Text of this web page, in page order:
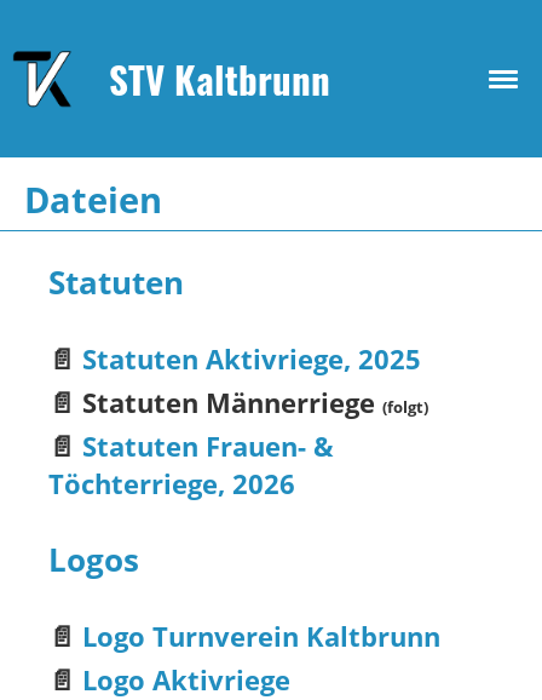
STV Kaltbrunn
Dateien
Statuten
📄 Statuten Aktivriege, 2025
📄 Statuten Männerriege (folgt)
📄 Statuten Frauen- &
Töchterriege, 2026
Logos
📄 Logo Turnverein Kaltbrunn
📄 Logo Aktivriege